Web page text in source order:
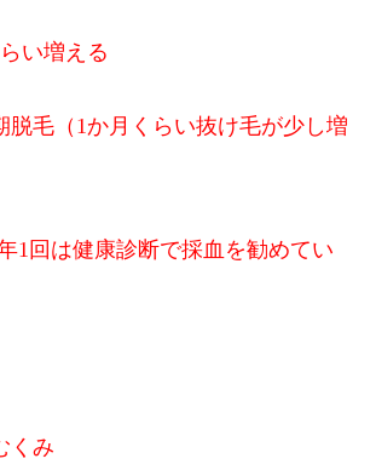
い増える
脱毛（1か月くらい抜け毛が少し増
1回は健康診断で採血を勧めてい
くみ